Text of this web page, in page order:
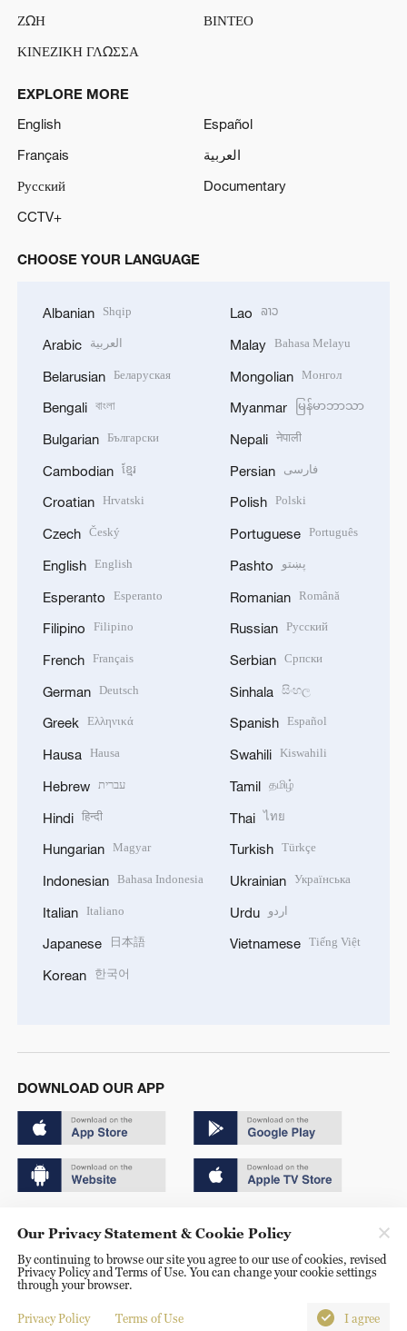
ΖΩΗ
ΒΙΝΤΕΟ
ΚΙΝΕΖΙΚΗ ΓΛΩΣΣΑ
EXPLORE MORE
English
Español
Français
العربية
Русский
Documentary
CCTV+
CHOOSE YOUR LANGUAGE
Albanian Shqip
Arabic العربية
Belarusian Беларуская
Bengali বাংলা
Bulgarian Български
Cambodian ខ្មែរ
Croatian Hrvatski
Czech Český
English English
Esperanto Esperanto
Filipino Filipino
French Français
German Deutsch
Greek Ελληνικά
Hausa Hausa
Hebrew עברית
Hindi हिन्दी
Hungarian Magyar
Indonesian Bahasa Indonesia
Italian Italiano
Japanese 日本語
Korean 한국어
Lao ລາວ
Malay Bahasa Melayu
Mongolian Монгол
Myanmar မြန်မာဘာသာ
Nepali नेपाली
Persian فارسی
Polish Polski
Portuguese Português
Pashto پښتو
Romanian Română
Russian Русский
Serbian Српски
Sinhala සිංහල
Spanish Español
Swahili Kiswahili
Tamil தமிழ்
Thai ไทย
Turkish Türkçe
Ukrainian Українська
Urdu اردو
Vietnamese Tiếng Việt
DOWNLOAD OUR APP
京ICP备20000184号
京公网安备 11010502050052号
Disinformation report hotline: 010-85061466
Our Privacy Statement & Cookie Policy
By continuing to browse our site you agree to our use of cookies, revised
Privacy Policy and Terms of Use. You can change your cookie settings
through your browser.
Privacy Policy Terms of Use I agree